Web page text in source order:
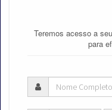
Teremos acesso a
para